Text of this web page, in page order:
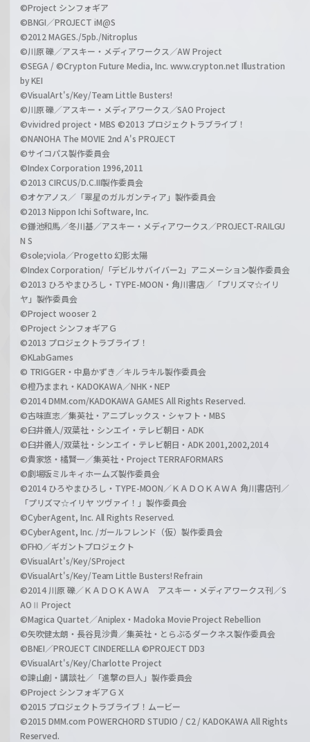
©Project シンフォギア
©BNGI／PROJECT iM@S
©2012 MAGES./5pb./Nitroplus
©川原 礫／アスキー・メディアワークス／AW Project
©SEGA / ©Crypton Future Media, Inc. www.crypton.net Illustration
by KEI
©VisualArt's/Key/Team Little Busters!
©川原 礫／アスキー・メディアワークス／SAO Project
©vividred project・MBS ©2013 プロジェクトラブライブ！
©NANOHA The MOVIE 2nd A's PROJECT
©サイコパス製作委員会
©Index Corporation 1996,2011
©2013 CIRCUS/D.C.III製作委員会
©オケアノス／「翠星のガルガンティア」製作委員会
©2013 Nippon Ichi Software, Inc.
©鎌池和馬／冬川基／アスキー・メディアワークス／PROJECT-RAILGU
N S
©sole;viola／Progetto 幻影太陽
©Index Corporation/「デビルサバイバー2」アニメーション製作委員会
©2013 ひろやまひろし・TYPE-MOON・角川書店／「プリズマ☆イリ
ヤ」製作委員会
©Project wooser 2
©Project シンフォギアＧ
©2013 プロジェクトラブライブ！
©KLabGames
© TRIGGER・中島かずき／キルラキル製作委員会
©橙乃ままれ・KADOKAWA／NHK・NEP
©2014 DMM.com/KADOKAWA GAMES All Rights Reserved.
©古味直志／集英社・アニプレックス・シャフト・MBS
©臼井儀人/双葉社・シンエイ・テレビ朝日・ADK
©臼井儀人/双葉社・シンエイ・テレビ朝日・ADK 2001,2002,2014
©貴家悠・橘賢一／集英社・Project TERRAFORMARS
©劇場版ミルキィホームズ製作委員会
©2014 ひろやまひろし・TYPE-MOON／ＫＡＤＯＫＡＷＡ 角川書店刊／
「プリズマ☆イリヤ ツヴァイ！」製作委員会
©CyberAgent, Inc. All Rights Reserved.
©CyberAgent, Inc. /ガールフレンド（仮）製作委員会
©FHO／ギガントプロジェクト
©VisualArt's/Key/SProject
©VisualArt's/Key/Team Little Busters! Refrain
©2014 川原 礫／ＫＡＤＯＫＡＷＡ アスキー・メディアワークス刊／S
AOⅡ Project
©Magica Quartet／Aniplex・Madoka Movie Project Rebellion
©矢吹健太朗・長谷見沙貴／集英社・とらぶるダークネス製作委員会
©BNEI／PROJECT CINDERELLA ©PROJECT DD3
©VisualArt's/Key/Charlotte Project
©諫山創・講談社／「進撃の巨人」製作委員会
©Project シンフォギアＧＸ
©2015 プロジェクトラブライブ！ムービー
©2015 DMM.com POWERCHORD STUDIO / C2 / KADOKAWA All Rights
Reserved.